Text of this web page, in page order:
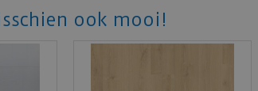
ook mooi!